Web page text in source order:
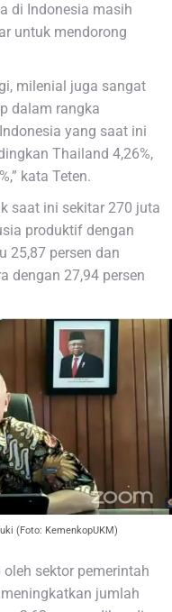
di Indonesia masih
untuk mendorong
milenial juga sangat
dalam rangka
yang saat ini
Thailand 4,26%,
kata Teten.
saat ini sekitar 270 juta
produktif dengan
25,87 persen dan
dengan 27,94 persen
(Foto: KemenkopUKM)
sektor pemerintah
jumlah